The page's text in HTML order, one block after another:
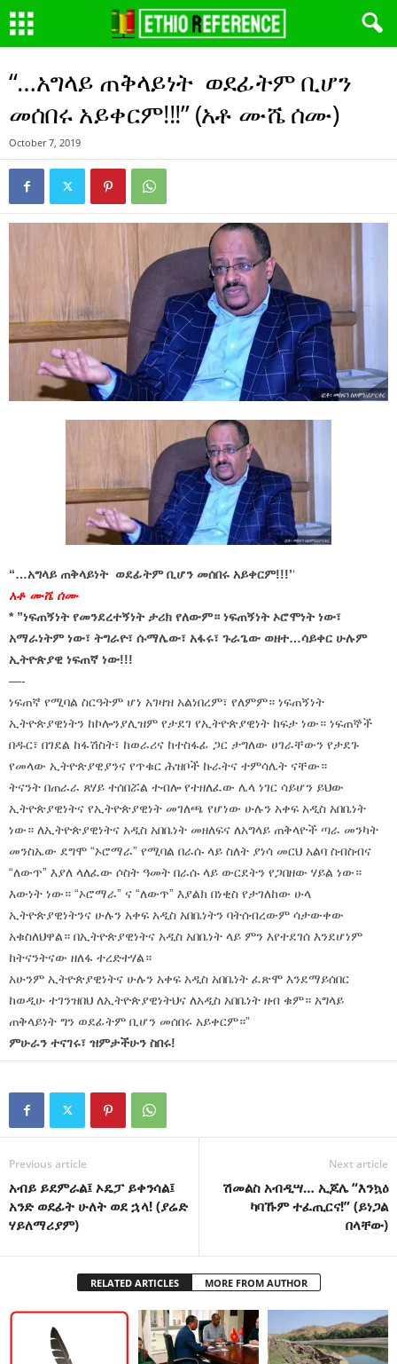
“…አግላይ ጠቅላይነት ወደፊትም ቢሆን
መሰበሩ አይቀርም!!!” (አቶ ሙሼ ሰሙ)
October 7, 2019
“…አግላይ ጠቅላይነት ወደፊትም ቢሆን መሰበሩ አይቀርም!!!’‘
አቶ ሙሼ ሰሙ
* ”ነፍጠኝነት የመንደረተኝነት ታሪክ የለውም። ነፍጠኝነት ኦሮሞነት ነው፣
አማራነትም ነው፣ ትግራዮ፣ ሱማሌው፣ አፋሩ፣ ጉራጌው ወዘተ…ሳይቀር ሁሉም
ኢትዮጵያዊ ነፍጠኛ ነው!!!
—-
ነፍጠኛ የሚባል ስርዓትም ሆነ አገዛዝ አልነበረም፣ የለምም። ነፍጠኝነት
ኢትዮጵያዊነትን ከኮሎንያሊዝም የታደገ የኢትዮጵያዊነት ከፍታ ነው። ነፍጠኞች
በዱር፣ በገደል ከፋሽስት፣ ከወራሪና ከተስፋፊ ጋር ታግለው ሀገራቸውን የታደጉ
የመላው ኢትዮጵያዊያንና የጥቁር ሕዝቦች ኩራትና ተምሳሌት ናቸው።
ትናንት በጠራራ ጸሃይ ተሰበሯል ተብሎ የተዘለፈው ሌላ ነገር ሳይሆን ይህው
ኢትዮጵያዊነትና የኢትዮጵያዊነት መገለጫ የሆነው ሁሉን አቀፍ አዲስ አበቤነት
ነው። ለኢትዮጵያዊነትና አዲስ አበቤነት መዘለፍና ለአግላይ ጠቅላዮች ጣራ መንካት
መንስኤው ደግሞ “ኦሮማራ” የሚባል በራሱ ላይ ስለት ያነሳ መርህ አልባ ስብስብና
“ለውጥ” እያለ ላለፈው ሶስት ዓመት በራሱ ላይ ውርደትን የጋበዘው ሃይል ነው።
እውነት ነው። “ኦሮማራ” ና “ለውጥ” እያልክ በነቂስ የታገለከው ሁላ
ኢትዮጵያዊነትንና ሁሉን አቀፍ አዲስ አበቤነትን ባትሰብረውም ሳታውቀው
አቁስለህዋል። በኢትዮጵያዊነትና አዲስ አበቤነት ላይ ምን እየተደገሰ እንደሆነም
ከትናንትናው ዘለፋ ተረድተሃል።
አሁንም ኢትዮጵያዊነትና ሁሉን አቀፍ አዲስ አበቤነት ፈጽሞ እንደማይሰበር
ከወዲሁ ተገንዝበህ ለኢትዮጵያዊነትህና ለአዲስ አበቤነት ዘብ ቁም። አግላይ
ጠቅላይነት ግን ወደፊትም ቢሆን መሰበሩ አይቀርም።”
ምሁራን ተናገሩ፣ ዝምታችሁን ስበሩ!
Previous article
አብይ ይደምራል፤ ኦዴፓ ይቀንሳል፤
አንድ ወደፊት ሁለት ወደ ኋላ! (ያሬድ
ሃይለማሪያም)
Next article
ሽመልስ አብዲሣ… ኢጆሌ “እንኳዕ
ካባኹም ተፈጢርና!” (ይነጋል
በላቸው)
RELATED ARTICLES MORE FROM AUTHOR